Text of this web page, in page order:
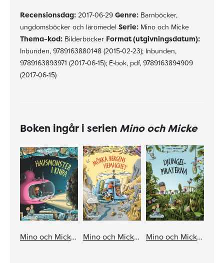
Recensionsdag: 2017-06-29 Genre: Barnböcker,
ungdomsböcker och läromedel Serie: Mino och Micke
Thema-kod: Bilderböcker Format (utgivningsdatum):
Inbunden, 9789163880148 (2015-02-23); Inbunden,
9789163893971 (2017-06-15); E-bok, pdf, 9789163894909
(2017-06-15)
Boken ingår i serien Mino och Micke
Mino och Micke. Havsmonster i knipa Mino och Micke. Mörka bergens hemlighet Mino och Micke. Djungelpiraterna